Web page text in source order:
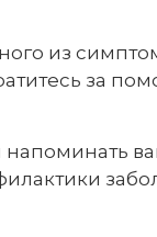
из
за